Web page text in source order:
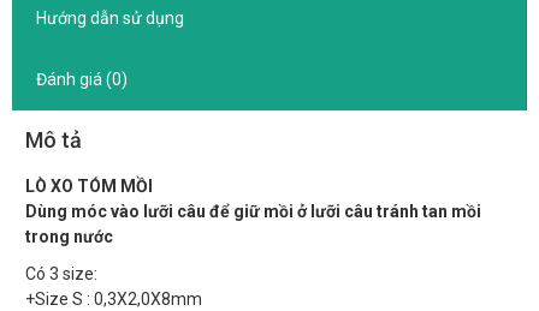
Hướng dẫn sử dụng
Đánh giá (0)
Mô tả
LÒ XO TÓM MỒI
Dùng móc vào lưỡi câu để giữ mồi ở lưỡi câu tránh tan mồi
trong nước
Có 3 size:
+Size S : 0,3X2,0X8mm